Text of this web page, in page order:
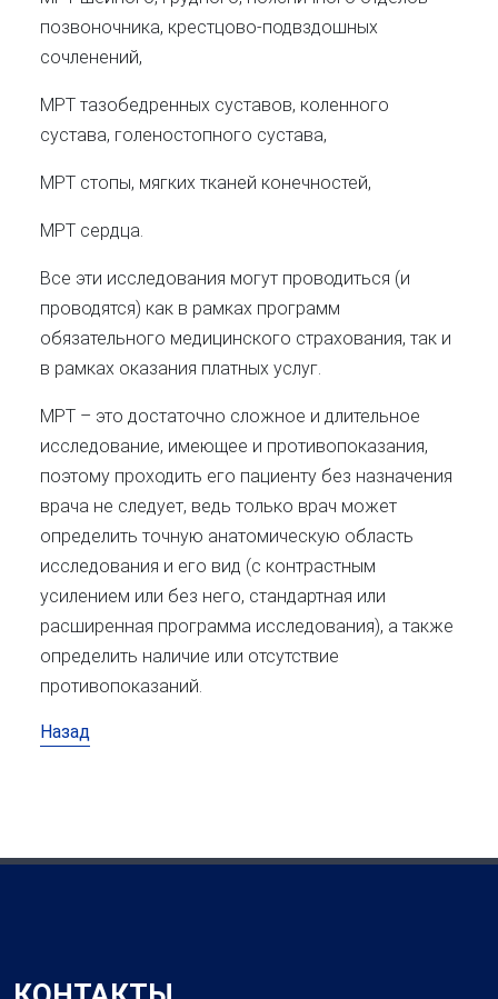
позвоночника, крестцово-подвздошных
сочленений,
МРТ тазобедренных суставов, коленного
сустава, голеностопного сустава,
МРТ стопы, мягких тканей конечностей,
МРТ сердца.
Все эти исследования могут проводиться (и
проводятся) как в рамках программ
обязательного медицинского страхования, так и
в рамках оказания платных услуг.
МРТ – это достаточно сложное и длительное
исследование, имеющее и противопоказания,
поэтому проходить его пациенту без назначения
врача не следует, ведь только врач может
определить точную анатомическую область
исследования и его вид (с контрастным
усилением или без него, стандартная или
расширенная программа исследования), а также
определить наличие или отсутствие
противопоказаний.
Назад